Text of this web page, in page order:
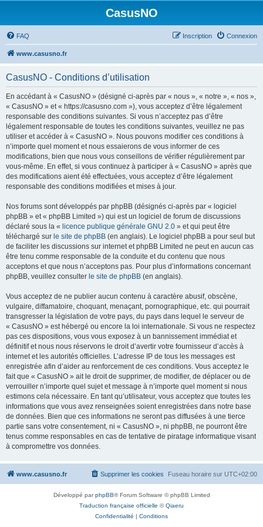
CasusNO
FAQ Connexion
Inscription
www.casusno.fr
CasusNO - Conditions d’utilisation
En accédant à « CasusNO » (désigné ci-après par « nous », « notre », « nos »,
« CasusNO » et « https://casusno.com »), vous acceptez d’être légalement
responsable des conditions suivantes. Si vous n’acceptez pas d’être
légalement responsable de toutes les conditions suivantes, veuillez ne pas
utiliser et accéder à « CasusNO ». Nous pouvons modifier ces conditions à
n’importe quel moment et nous essaierons de vous informer de ces
modifications, bien que nous vous conseillons de vérifier régulièrement par
vous-même. En effet, si vous continuez à participer à « CasusNO » après que
des modifications aient été effectuées, vous acceptez d’être légalement
responsable des conditions modifiées et mises à jour.
Nos forums sont développés par phpBB (désignés ci-après par « logiciel
phpBB » et « phpBB Limited ») qui est un logiciel de forum de discussions
déclaré sous la « licence publique générale GNU 2.0 » et qui peut être
téléchargé sur le site de phpBB (en anglais). Le logiciel phpBB a pour seul but
de faciliter les discussions sur internet et phpBB Limited ne peut en aucun cas
être tenu comme responsable de la conduite et du contenu que nous
acceptons et que nous n’acceptons pas. Pour plus d’informations concernant
phpBB, veuillez consulter le site de phpBB (en anglais).
Vous acceptez de ne publier aucun contenu à caractère abusif, obscène,
vulgaire, diffamatoire, choquant, menaçant, pornographique, etc. qui pourrait
transgresser la législation de votre pays, du pays dans lequel le serveur de
« CasusNO » est hébergé ou encore la loi internationale. Si vous ne respectez
pas ces dispositions, vous vous exposez à un bannissement immédiat et
définitif et nous nous réservons le droit d’avertir votre fournisseur d’accès à
internet et les autorités officielles. L’adresse IP de tous les messages est
enregistrée afin d’aider au renforcement de ces conditions. Vous acceptez le
fait que « CasusNO » ait le droit de supprimer, de modifier, de déplacer ou de
verrouiller n’importe quel sujet et message à n’importe quel moment si nous
estimons cela nécessaire. En tant qu’utilisateur, vous acceptez que toutes les
informations que vous avez renseignées soient enregistrées dans notre base
de données. Bien que ces informations ne seront pas diffusées à une tierce
partie sans votre consentement, ni « CasusNO », ni phpBB, ne pourront être
tenus comme responsables en cas de tentative de piratage informatique visant
à compromettre vos données.
www.casusno.fr Fuseau horaire sur UTC+02:00
Supprimer les cookies
Développé parphpBB® Forum Software © phpBB Limited
Traduction française officielle ©Qiaeru
Confidentialité | Conditions